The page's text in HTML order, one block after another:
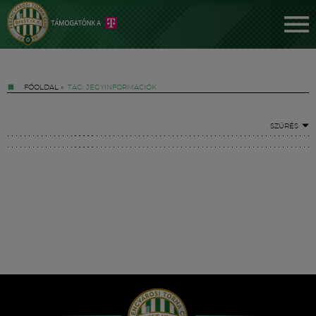
FŐOLDAL » TAG: JEGYINFORMÁCIÓK
SZŰRÉS
Hírek